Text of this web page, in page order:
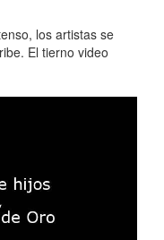
los artistas se
El tierno video